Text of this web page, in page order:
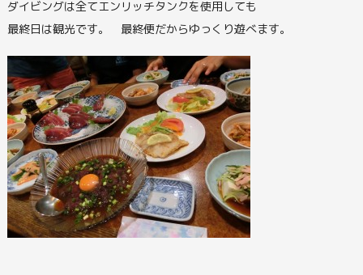
ダイビングは全てエンリッチタンクを使用しても
最終日は観光です。 最終便だからゆっくり遊べます。